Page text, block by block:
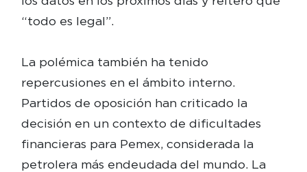
“todo es legal”.
La polémica también ha tenido
repercusiones en el ámbito interno.
Partidos de oposición han criticado la
decisión en un contexto de dificultades
financieras para Pemex, considerada la
petrolera más endeudada del mundo. La